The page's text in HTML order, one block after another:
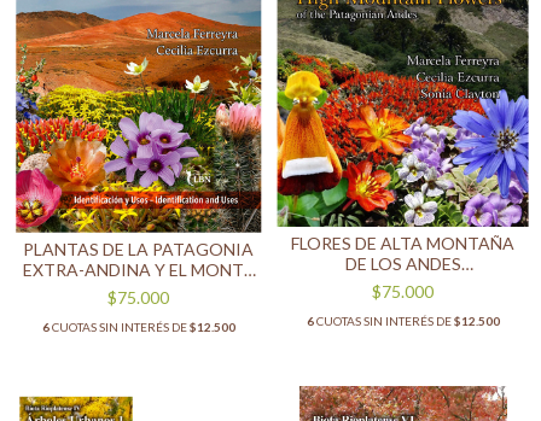
PLANTAS DE LA PATAGONIA
EXTRA-ANDINA Y EL MONTE
AUSTRAL
$75.000
6CUOTAS SIN INTERÉS DE$12.500
FLORES DE ALTA MONTAÑA
DE LOS ANDES
PATAGÓNICOS
$75.000
6CUOTAS SIN INTERÉS DE$12.500